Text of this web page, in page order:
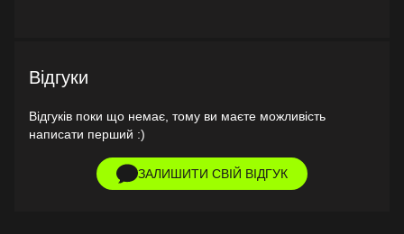
Відгуки
Відгуків поки що немає, тому ви маєте можливість
написати перший :)
ЗАЛИШИТИ СВІЙ ВІДГУК